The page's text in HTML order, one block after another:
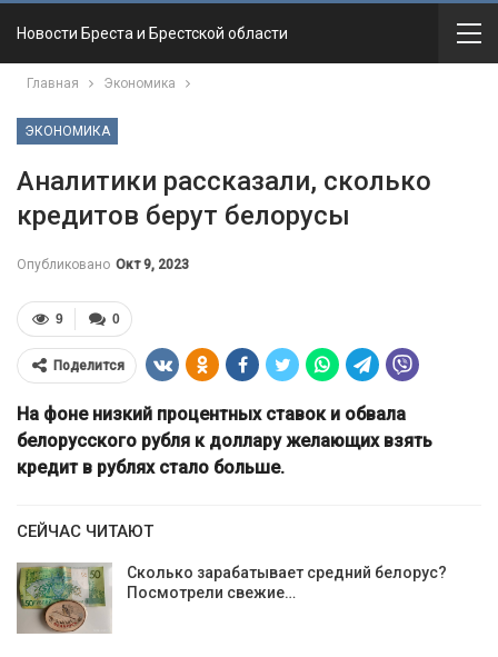
Новости Бреста и Брестской области
Главная Экономика
ЭКОНОМИКА
Аналитики рассказали, сколько
кредитов берут белорусы
Опубликовано Окт 9, 2023
0
9
Поделится
На фоне низкий процентных ставок и обвала
белорусского рубля к доллару желающих взять
кредит в рублях стало больше.
СЕЙЧАС ЧИТАЮТ
Сколько зарабатывает средний белорус?
Посмотрели свежие…